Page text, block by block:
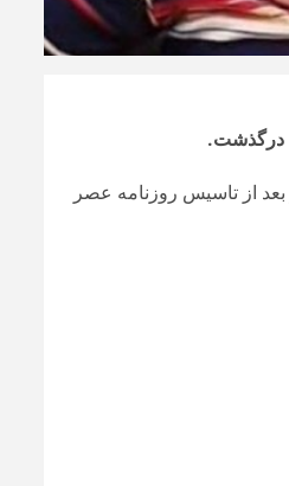
درگذشت.
وحید رزم‌گیری در دهه ۷۰ و بعد از تاسیس روزنامه عصر